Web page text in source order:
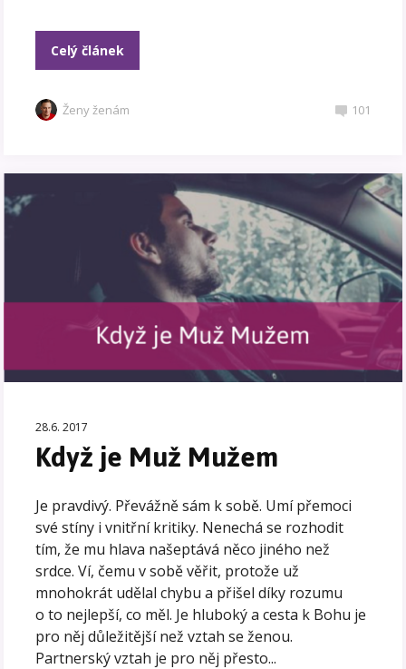
Celý článek
Ženy ženám 101
28.6. 2017
Když je Muž Mužem
Je pravdivý. Převážně sám k sobě. Umí přemoci
své stíny i vnitřní kritiky. Nenechá se rozhodit
tím, že mu hlava našeptává něco jiného než
srdce. Ví, čemu v sobě věřit, protože už
mnohokrát udělal chybu a přišel díky rozumu
o to nejlepší, co měl. Je hluboký a cesta k Bohu je
pro něj důležitější než vztah se ženou.
Partnerský vztah je pro něj přesto...